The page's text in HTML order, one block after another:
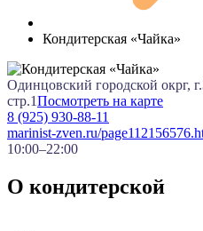
Кондитерская «Чайка»
Одинцовский городской окрг,
стр.1Посмотреть на карте
8 (925) 930-88-11
marinist-zven.ru/
10:00–22:00
О кондитерской